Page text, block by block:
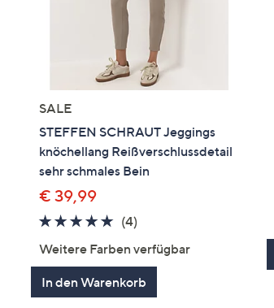
SALE
STEFFEN SCHRAUT Jeggings
knöchellang Reißverschlussdetail
sehr schmales Bein
€ 39,99
5.0
5
(4)
Weitere Farben verfügbar
In den Warenkorb